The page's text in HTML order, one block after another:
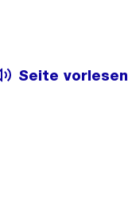
Seite vorlesen